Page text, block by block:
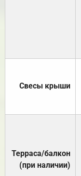
Свесы крыши
Терраса/балкон
(при наличии)